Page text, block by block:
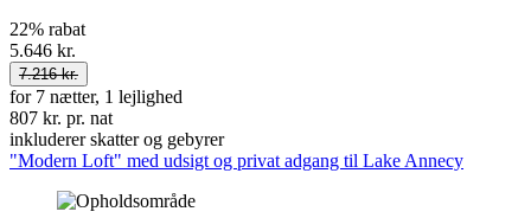
22% rabat
5.646 kr.
7.216 kr.
for 7 nætter, 1 lejlighed
807 kr. pr. nat
inkluderer skatter og gebyrer
"Modern Loft" med udsigt og privat adgang til Lake Annecy